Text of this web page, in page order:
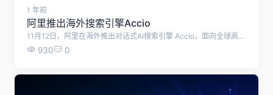
1 年前
阿里推出海外搜索引擎Accio
11月12日，阿里在海外推出对话式AI搜索引擎 Accio，面向全球商家开放，这是全球第一个B2B领域的AI搜索引擎。 Accio 的页面主体是对话框，产品形态类似于 AI 搜索引擎 Perplexity，定位是个人采购代理。 当用户输入需求之后，它会通过供货商、定制范围、价格、终端零售销量、客户评价等信息筛选，输出符合的商家和商品。 Accio 意在整合全球超过 3000 万家参与跨境贸易的供应链企业信息，作为对比，阿里国际站收录的商家数量为 25 万个。
930 0